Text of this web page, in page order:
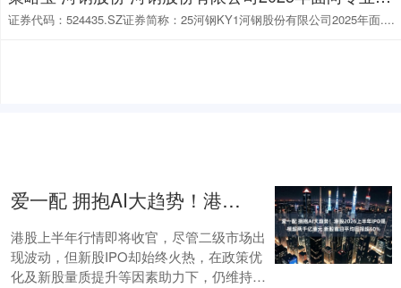
证券代码：524435.SZ证券简称：25河钢KY1河钢股份有限公司2025年面....
爱一配 拥抱AI大趋势！港股2026上半年IPO规模超两千亿港元 新股首日平均回报超60%
港股上半年行情即将收官，尽管二级市场出
现波动，但新股IPO却始终火热，在政策优
化及新股量质提升等因素助力下，仍维持着